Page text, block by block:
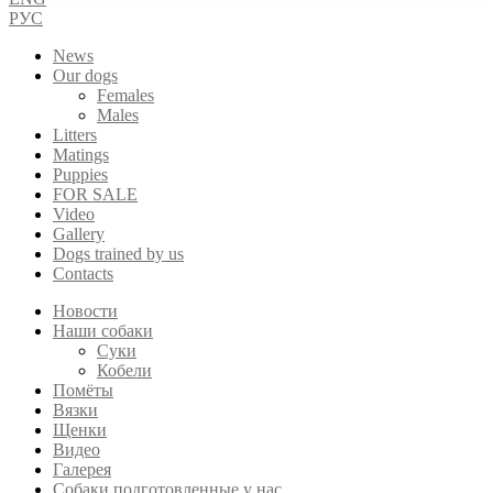
РУС
News
Our dogs
Females
Males
Litters
Matings
Puppies
FOR SALE
Video
Gallery
Dogs trained by us
Contacts
Новости
Наши собаки
Суки
Кобели
Помёты
Вязки
Щенки
Видео
Галерея
Собаки подготовленные у нас